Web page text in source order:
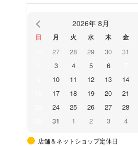
2026年 8月
日 月 火 水 木 金
27 28 29 30 31
3 4 5 6
10 11 12 13 14
17 18 19 20 21
24 25 26 27 28
31 1 2 3 4
店舗＆ネットショップ定休日